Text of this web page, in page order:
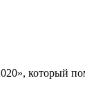
который